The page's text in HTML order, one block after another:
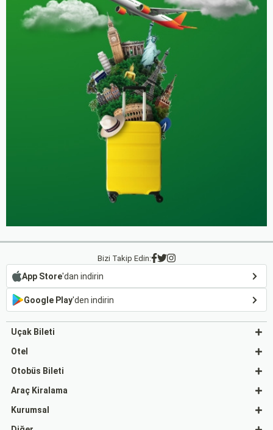
Bizi Takip Edin:
App Store'dan indirin
Google Play'den indirin
Uçak Bileti
Otel
Otobüs Bileti
Araç Kiralama
Kurumsal